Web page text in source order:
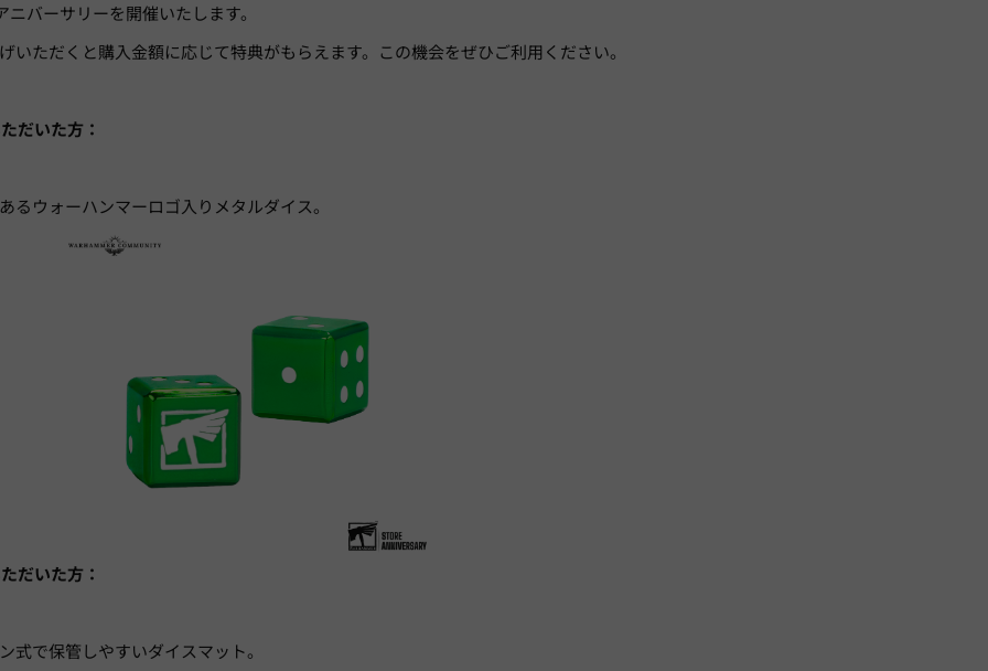
バーサリーを開催いたします。
いただくと購入金額に応じて特典がもらえます。この機会をぜひご利用ください。
だいた方：
るウォーハンマーロゴ入りメタルダイス。
だいた方：
式で保管しやすいダイスマット。